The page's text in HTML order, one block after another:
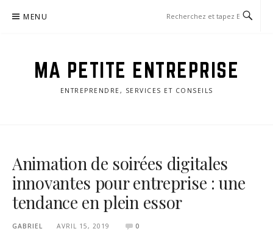
MENU
MA PETITE ENTREPRISE
ENTREPRENDRE, SERVICES ET CONSEILS
Animation de soirées digitales
innovantes pour entreprise : une
tendance en plein essor
GABRIEL AVRIL 15, 2019 0